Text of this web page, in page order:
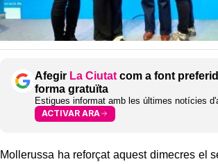
Afegir La Ciutat com a font
forma gratuïta
Estigues informat amb les últimes notícies
ACTIVAR ARA
Mollerussa ha reforçat aquest dimecres el